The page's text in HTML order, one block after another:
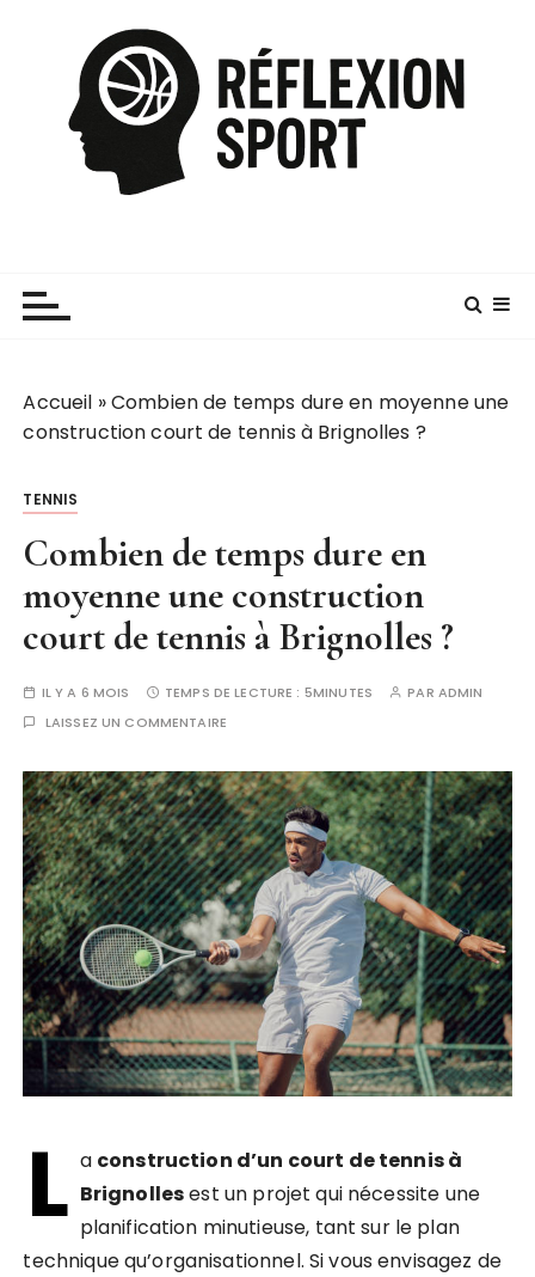
Accueil »Combien de temps dure en moyenne une
construction court de tennis à Brignolles ?
TENNIS
Combien de temps dure en
moyenne une construction
court de tennis à Brignolles ?
IL Y A 6 MOIS TEMPS DE LECTURE : 5MINUTES PAR ADMIN
LAISSEZ UN COMMENTAIRE
L a construction d’un court de tennis à
Brignollesest un projet qui nécessite une
planification minutieuse, tant sur le plan
technique qu’organisationnel. Si vous envisagez de